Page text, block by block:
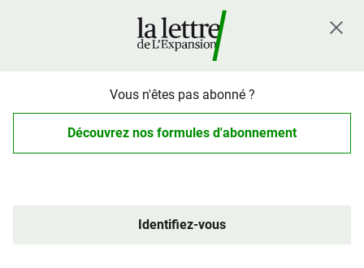
Vous n'êtes pas abonné ?
Découvrez nos formules d'abonnement
Identifiez-vous